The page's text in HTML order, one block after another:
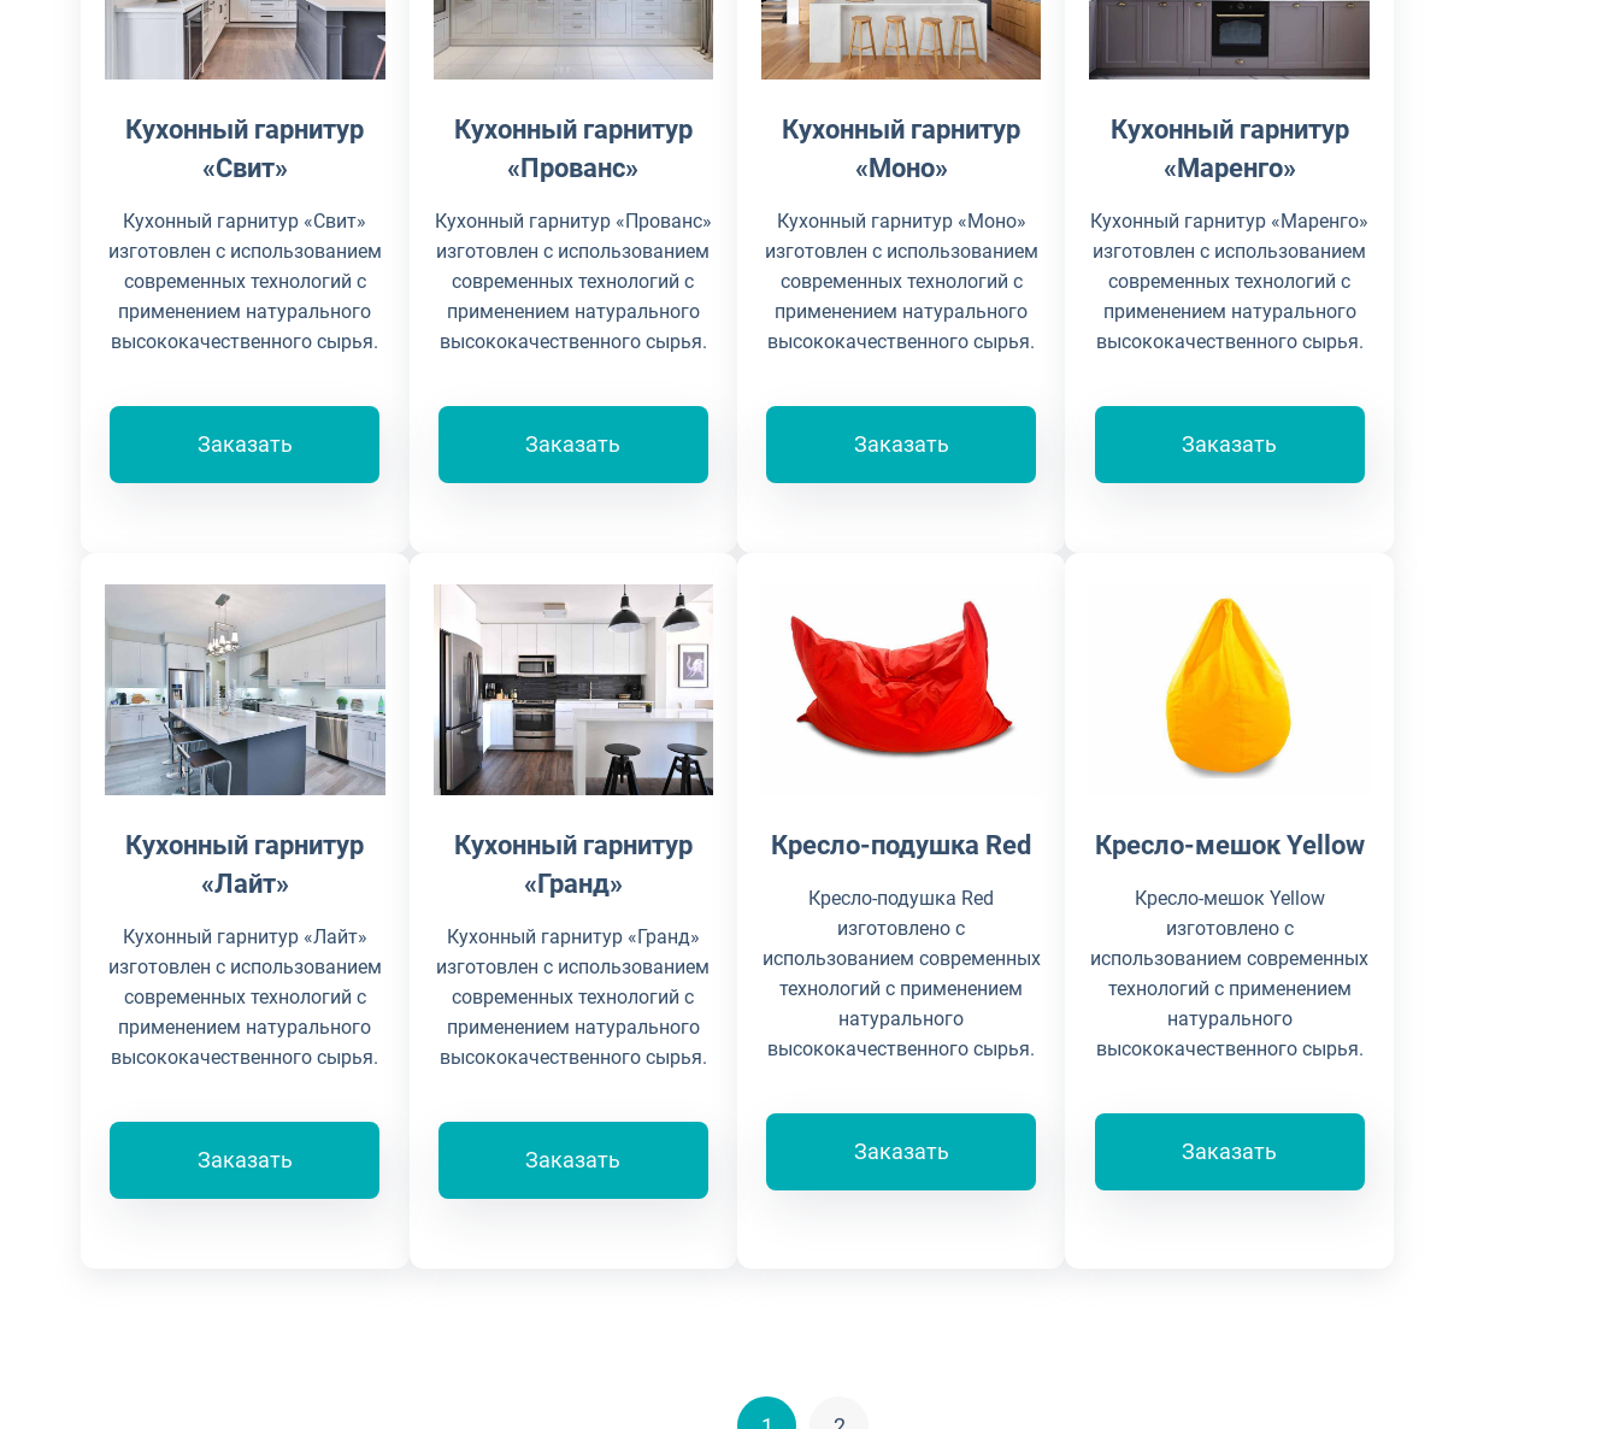
Кухонный гарнитур
«Свит»
Кухонный гарнитур «Свит»
изготовлен с использованием
современных технологий с
применением натурального
высококачественного сырья.
Заказать
Кухонный гарнитур
«Прованс»
Кухонный гарнитур «Прованс»
изготовлен с использованием
современных технологий с
применением натурального
высококачественного сырья.
Заказать
Кухонный гарнитур
«Моно»
Кухонный гарнитур «Моно»
изготовлен с использованием
современных технологий с
применением натурального
высококачественного сырья.
Заказать
Кухонный гарнитур
«Маренго»
Кухонный гарнитур «Маренго»
изготовлен с использованием
современных технологий с
применением натурального
высококачественного сырья.
Заказать
Кухонный гарнитур
«Лайт»
Кухонный гарнитур «Лайт»
изготовлен с использованием
современных технологий с
применением натурального
высококачественного сырья.
Заказать
Кухонный гарнитур
«Гранд»
Кухонный гарнитур «Гранд»
изготовлен с использованием
современных технологий с
применением натурального
высококачественного сырья.
Заказать
Кресло-подушка Red
Кресло-подушка Red
изготовлено с
использованием современных
технологий с применением
натурального
высококачественного сырья.
Заказать
Кресло-мешок Yellow
Кресло-мешок Yellow
изготовлено с
использованием современных
технологий с применением
натурального
высококачественного сырья.
Заказать